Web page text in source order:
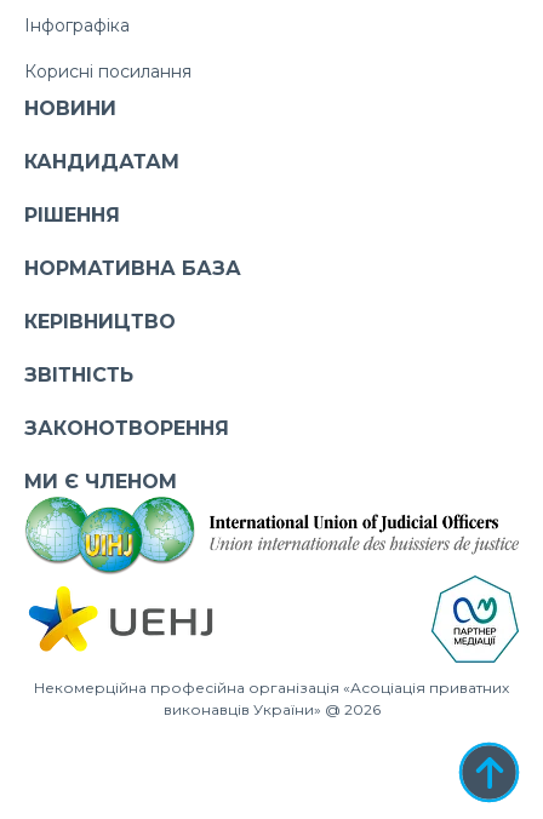
Інфографіка
Корисні посилання
НОВИНИ
КАНДИДАТАМ
РІШЕННЯ
НОРМАТИВНА БАЗА
КЕРІВНИЦТВО
ЗВІТНІСТЬ
ЗАКОНОТВОРЕННЯ
МИ Є ЧЛЕНОМ
Некомерційна професійна організація «Асоціація приватних
виконавців України» @ 2026